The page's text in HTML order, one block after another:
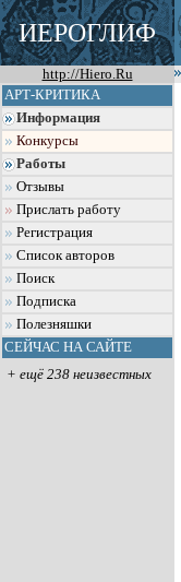
ИЕРОГЛИФ
http://Hiero.Ru
АРТ-КРИТИКА
Информация
Конкурсы
Работы
Отзывы
Прислать работу
Регистрация
Список авторов
Поиск
Подписка
Полезняшки
СЕЙЧАС НА САЙТЕ
+ ещё 238 неизвестных